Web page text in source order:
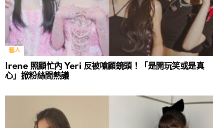
藝人
Irene 照顧忙內 Yeri 反被嗆顧鏡頭！「是開玩笑或是真
心」掀粉絲間熱議